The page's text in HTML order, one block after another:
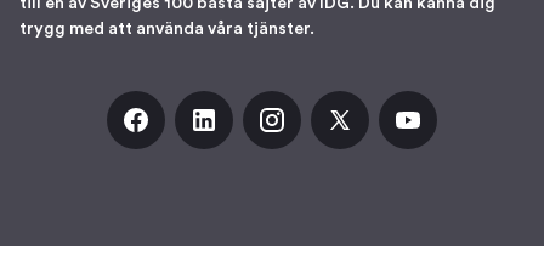
till en av Sveriges 100 bästa sajter av IDG. Du kan känna dig
trygg med att använda våra tjänster.